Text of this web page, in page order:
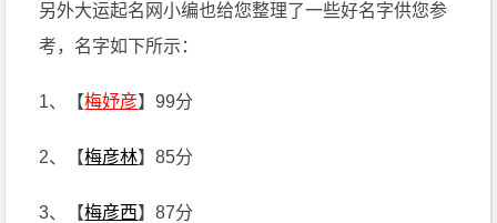
另外大运起名网小编也给您整理了一些好名字供您参
考，名字如下所示：
1、【梅妤彦】99分
2、【梅彦林】85分
3、【梅彦西】87分